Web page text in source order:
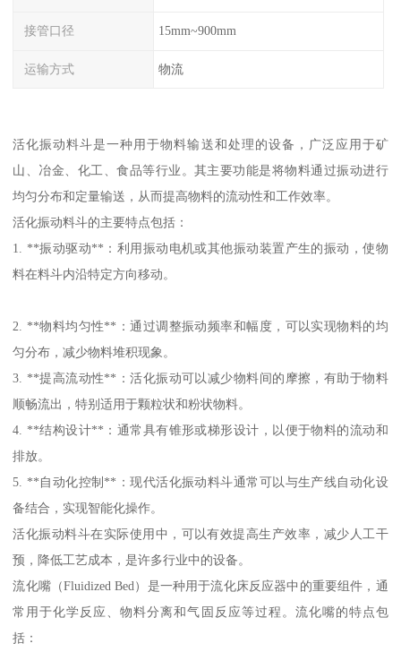
接管口径 15mm~900mm
运输方式 物流
活化振动料斗是一种用于物料输送和处理的设备，广泛应用于矿
山、冶金、化工、食品等行业。其主要功能是将物料通过振动进行
均匀分布和定量输送，从而提高物料的流动性和工作效率。
活化振动料斗的主要特点包括：
1. **振动驱动**：利用振动电机或其他振动装置产生的振动，使物
料在料斗内沿特定方向移动。
2. **物料均匀性**：通过调整振动频率和幅度，可以实现物料的均
匀分布，减少物料堆积现象。
3. **提高流动性**：活化振动可以减少物料间的摩擦，有助于物料
顺畅流出，特别适用于颗粒状和粉状物料。
4. **结构设计**：通常具有锥形或梯形设计，以便于物料的流动和
排放。
5. **自动化控制**：现代活化振动料斗通常可以与生产线自动化设
备结合，实现智能化操作。
活化振动料斗在实际使用中，可以有效提高生产效率，减少人工干
预，降低工艺成本，是许多行业中的设备。
流化嘴（Fluidized Bed）是一种用于流化床反应器中的重要组件，通
常用于化学反应、物料分离和气固反应等过程。流化嘴的特点包
括：